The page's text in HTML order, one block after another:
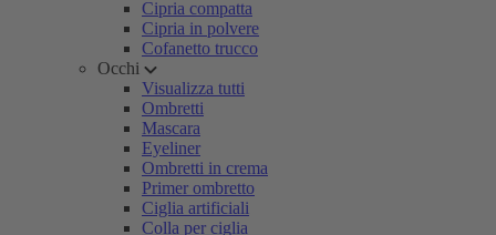
Cipria compatta
Cipria in polvere
Cofanetto trucco
Occhi
Visualizza tutti
Ombretti
Mascara
Eyeliner
Ombretti in crema
Primer ombretto
Ciglia artificiali
Colla per ciglia